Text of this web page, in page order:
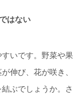
はない
いです。野菜や果
伸び、花が咲き、
ぶでしょうか。さ